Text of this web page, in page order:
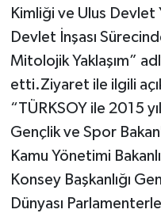
Kimliği ve Ulus Devlet
Devlet İnşası
Mitolojik Yaklaşım”
etti.Ziyaret ile ilgili
“TÜRKSOY ile 2015
Gençlik ve Spor
Kamu Yönetimi
Konsey Başkanlığı
Dünyası